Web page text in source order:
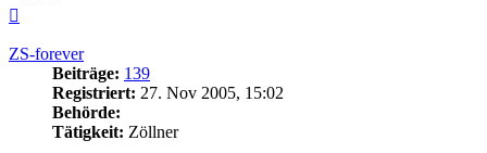
ZS-forever
Beiträge: 139
Registriert: 27. Nov 2005, 15:02
Behörde:
Tätigkeit: Zöllner